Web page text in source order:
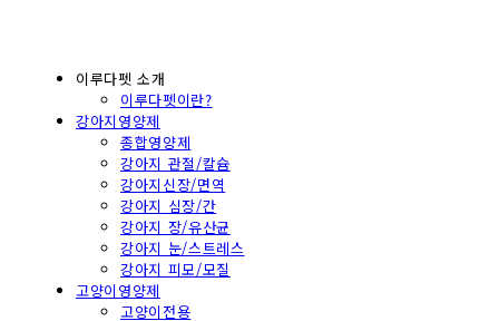
이루다펫 소개
이루다펫이란?
강아지영양제
종합영양제
강아지 관절/칼슘
강아지신장/면역
강아지 심장/간
강아지 장/유산균
강아지 눈/스트레스
강아지 피모/모질
고양이영양제
고양이전용